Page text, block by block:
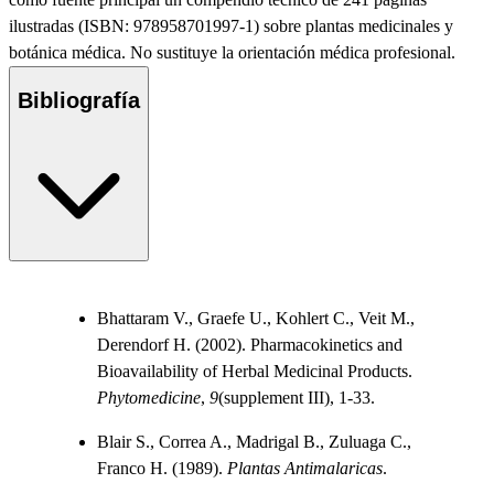
ilustradas (ISBN: 978958701997-1) sobre plantas medicinales y
botánica médica. No sustituye la orientación médica profesional.
Bibliografía
Bhattaram V., Graefe U., Kohlert C., Veit M.,
Derendorf H. (2002). Pharmacokinetics and
Bioavailability of Herbal Medicinal Products.
Phytomedicine, 9(supplement III), 1-33.
Blair S., Correa A., Madrigal B., Zuluaga C.,
Franco H. (1989). Plantas Antimalaricas.